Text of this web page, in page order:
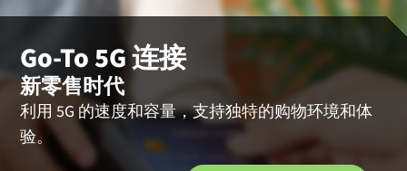
Go-To 5G 连接
新零售时代
利用 5G 的速度和容量，支持独特的购物环境和体
验。